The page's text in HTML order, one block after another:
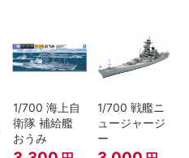
1/700 海上自
衛隊 補給艦
おうみ
1/700 戦艦ニ
ュージャージ
ー